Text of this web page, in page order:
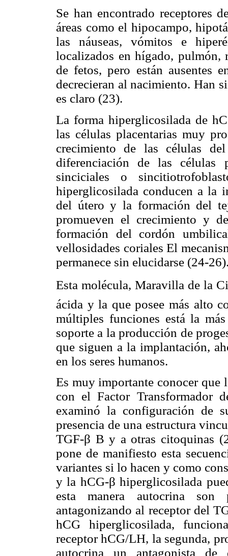
Se han encontrado receptores
áreas como el hipocampo,
las náuseas, vómitos e
localizados en hígado, pulmón,
de fetos, pero están ausentes
decrecieran al nacimiento. Han
es claro (23).
La forma hiperglicosilada de
las células placentarias muy
crecimiento de las células
diferenciación de las células
sinciciales o
hiperglicosilada conducen a la
del útero y la formación del
promueven el crecimiento y
formación del cordón
vellosidades coriales El
permanece sin elucidarse (24-
Esta molécula, Maravilla de la
ácida y la que posee más alto
múltiples funciones está la
soporte a la producción de
que siguen a la implantación,
en los seres humanos.
Es muy importante conocer que
con el Factor Transformador
examinó la configuración de
presencia de una estructura
TGF-β B y a otras citoquinas
pone de manifiesto esta
variantes si lo hacen y como
y la hCG-β hiperglicosilada
esta manera autocrina son
antagonizando al receptor del
hCG hiperglicosilada,
receptor hCG/LH, la segunda,
autocrina un antagonista